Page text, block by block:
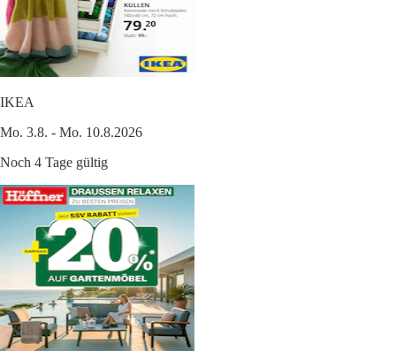
IKEA
Mo. 3.8. - Mo. 10.8.2026
Noch 4 Tage gültig